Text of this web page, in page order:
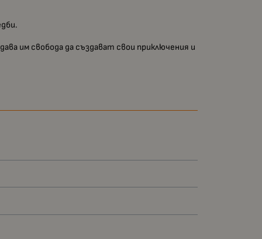
им свобода да създават свои приключения и